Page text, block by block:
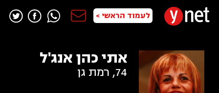
לעמוד הראשי >
אתי כהן אנג'ל
74
, רמת גן